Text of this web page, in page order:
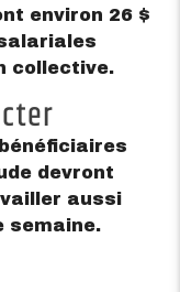
environ 26 $
collective.
devront
aussi
semaine.